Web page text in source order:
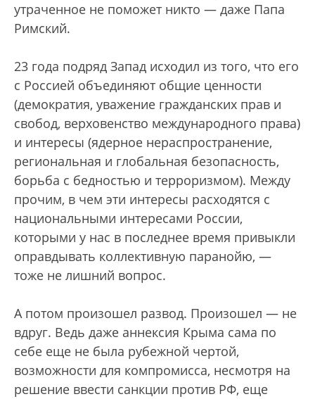
утраченное не поможет никто — даже Папа
Римский.
23 года подряд Запад исходил из того, что его
с Россией объединяют общие ценности
(демократия, уважение гражданских прав и
свобод, верховенство международного права)
и интересы (ядерное нераспространение,
региональная и глобальная безопасность,
борьба с бедностью и терроризмом). Между
прочим, в чем эти интересы расходятся с
национальными интересами России,
которыми у нас в последнее время привыкли
оправдывать коллективную паранойю, —
тоже не лишний вопрос.
А потом произошел развод. Произошел — не
вдруг. Ведь даже аннексия Крыма сама по
себе еще не была рубежной чертой,
возможности для компромисса, несмотря на
решение ввести санкции против РФ, еще